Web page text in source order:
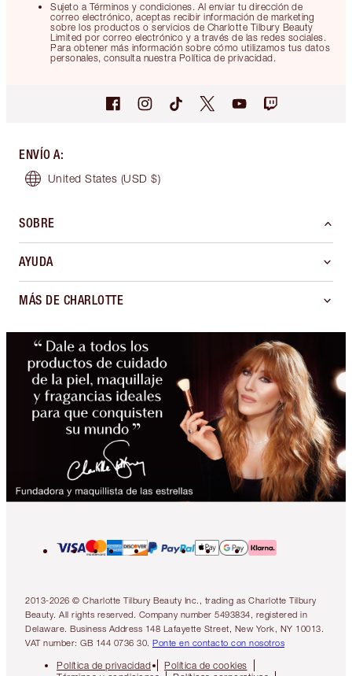
Sujeto a Términos y condiciones. Al enviar tu dirección de
correo electrónico, aceptas recibir información de marketing
sobre los productos o servicios de Charlotte Tilbury Beauty
Limited por correo electrónico y a través de las redes sociales.
Para obtener más información sobre cómo utilizamos tus datos
personales, consulta nuestra Política de privacidad.
ENVÍO A:
United States (USD $)
SOBRE
AYUDA
MÁS DE CHARLOTTE
2013-2026 © Charlotte Tilbury Beauty Inc., trading as Charlotte Tilbury
Beauty. All rights reserved. Company number 5493834, registered in
Delaware. Business Address 148 Lafayette Street, New York, NY 10013.
VAT number: GB 144 0736 30. Ponte en contacto con nosotros
Política de privacidad
Política de cookies